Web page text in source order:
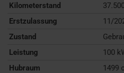
Kilometerstand
Erstzulassung
11/
Zustand
Leistung
100
Hubraum
1499